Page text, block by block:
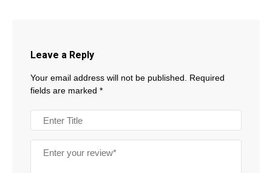
Leave a Reply
Your email address will not be published. Required
fields are marked *